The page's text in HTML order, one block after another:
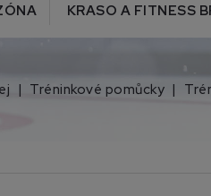
KRASO A FITNESS
Tréninkové pomůcky